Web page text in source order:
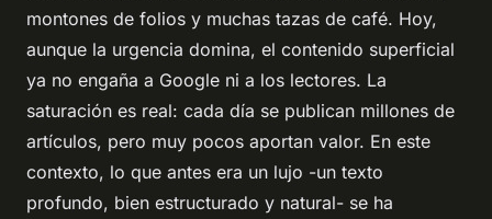
montones de folios y muchas tazas de café. Hoy,
aunque la urgencia domina, el contenido superficial
ya no engaña a Google ni a los lectores. La
saturación es real: cada día se publican millones de
artículos, pero muy pocos aportan valor. En este
contexto, lo que antes era un lujo -un texto
profundo, bien estructurado y natural- se ha